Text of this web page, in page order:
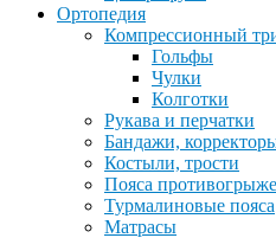
Ортопедия
Компрессионный
Гольфы
Чулки
Колготки
Рукава и перчатки
Бандажи,
Костыли, трости
Пояса
Турмалиновые пояса
Матрасы